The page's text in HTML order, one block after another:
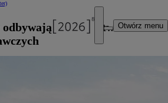
Otwórz menu
odbywają się Dni Otwarte